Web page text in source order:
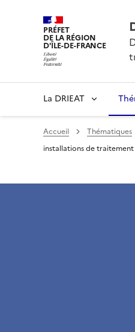
PRÉFET
DE LA RÉGION
D'ÎLE-DE-FRANCE
La DRIEAT
Accueil Thématiques
installations de